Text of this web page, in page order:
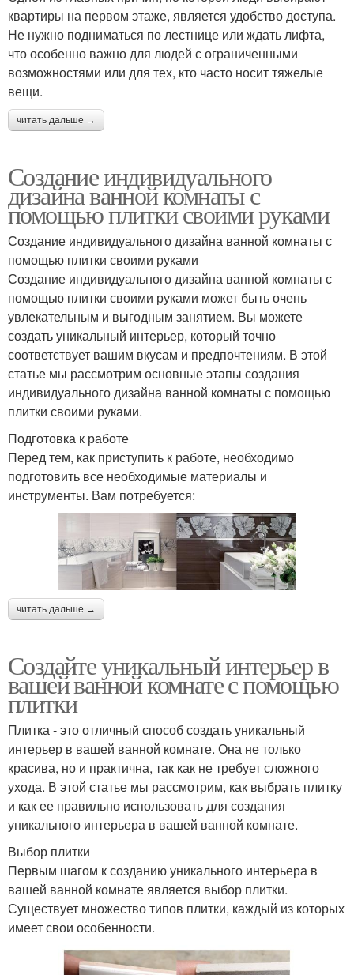
квартиры на первом этаже, является удобство доступа.
Не нужно подниматься по лестнице или ждать лифта,
что особенно важно для людей с ограниченными
возможностями или для тех, кто часто носит тяжелые
вещи.
читать дальше →
Создание индивидуального
дизайна ванной комнаты с
помощью плитки своими руками
Создание индивидуального дизайна ванной комнаты с
помощью плитки своими руками
Создание индивидуального дизайна ванной комнаты с
помощью плитки своими руками может быть очень
увлекательным и выгодным занятием. Вы можете
создать уникальный интерьер, который точно
соответствует вашим вкусам и предпочтениям. В этой
статье мы рассмотрим основные этапы создания
индивидуального дизайна ванной комнаты с помощью
плитки своими руками.
Подготовка к работе
Перед тем, как приступить к работе, необходимо
подготовить все необходимые материалы и
инструменты. Вам потребуется:
читать дальше →
Создайте уникальный интерьер в
вашей ванной комнате с помощью
плитки
Плитка - это отличный способ создать уникальный
интерьер в вашей ванной комнате. Она не только
красива, но и практична, так как не требует сложного
ухода. В этой статье мы рассмотрим, как выбрать плитку
и как ее правильно использовать для создания
уникального интерьера в вашей ванной комнате.
Выбор плитки
Первым шагом к созданию уникального интерьера в
вашей ванной комнате является выбор плитки.
Существует множество типов плитки, каждый из которых
имеет свои особенности.